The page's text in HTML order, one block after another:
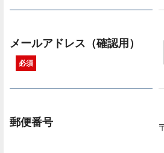
メールアドレス（確認用）
必須
郵便番号